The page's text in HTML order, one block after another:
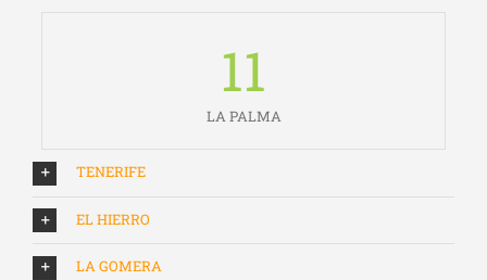
11
LA PALMA
TENERIFE
EL HIERRO
LA GOMERA